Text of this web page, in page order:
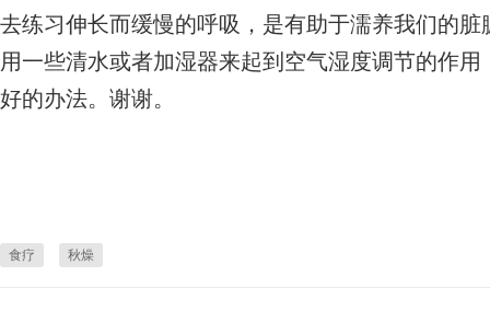
去练习伸长而缓慢的呼吸，是有助于濡养我们的
用一些清水或者加湿器来起到空气湿度调节的作
好的办法。谢谢。
食疗 秋燥